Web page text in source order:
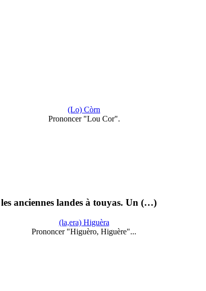
(Lo) Còrn
Prononcer "Lou Cor".
anciennes landes à touyas. Un (…)
(la,era) Higuèra
Prononcer "Higuèro, Higuère"...